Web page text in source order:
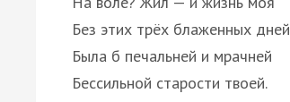
Без этих трёх блаженных дней
Была б печальней и мрачней
Бессильной старости твоей.